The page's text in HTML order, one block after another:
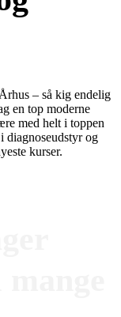
– så kig endelig
en top moderne
med helt i toppen
diagnoseudstyr og
kurser.